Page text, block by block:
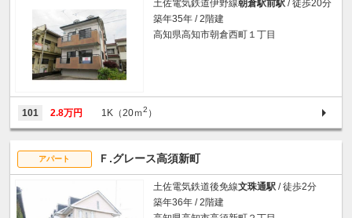
土佐電気鉄道伊野線朝倉駅前駅 / 徒歩20分
築年35年 / 2階建
高知県高知市朝倉西町１丁目
101 2.8万円 1K（20ｍ2 ）
アパート Ｆ.グレース高須新町
土佐電気鉄道後免線文珠通駅 / 徒歩2分
築年36年 / 2階建